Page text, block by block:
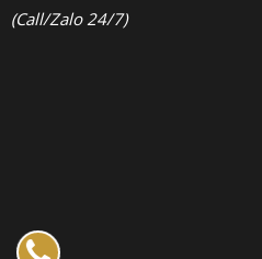
(Call/Zalo 24/7)